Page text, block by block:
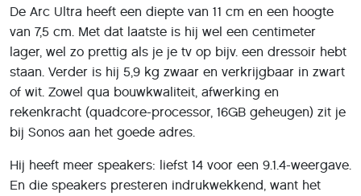
De Arc Ultra heeft een diepte van 11 cm en een hoogte
van 7,5 cm. Met dat laatste is hij wel een centimeter
lager, wel zo prettig als je je tv op bijv. een dressoir hebt
staan. Verder is hij 5,9 kg zwaar en verkrijgbaar in zwart
of wit. Zowel qua bouwkwaliteit, afwerking en
rekenkracht (quadcore-processor, 16GB geheugen) zit je
bij Sonos aan het goede adres.
Hij heeft meer speakers: liefst 14 voor een 9.1.4-weergave.
En die speakers presteren indrukwekkend, want het